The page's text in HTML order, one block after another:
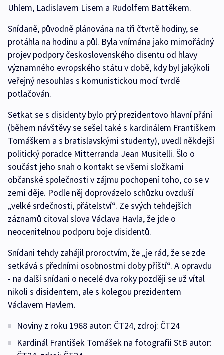
Uhlem, Ladislavem Lisem a Rudolfem Battěkem.
Snídaně, původně plánována na tři čtvrtě hodiny, se
protáhla na hodinu a půl. Byla vnímána jako mimořádný
projev podpory československého disentu od hlavy
významného evropského státu v době, kdy byl jakýkoli
veřejný nesouhlas s komunistickou mocí tvrdě
potlačován.
Setkat se s disidenty bylo prý prezidentovo hlavní přání
(během návštěvy se sešel také s kardinálem Františkem
Tomáškem a s bratislavskými studenty), uvedl někdejší
politický poradce Mitterranda Jean Musitelli. Šlo o
součást jeho snah o kontakt se všemi složkami
občanské společnosti v zájmu pochopení toho, co se v
zemi děje. Podle něj doprovázelo schůzku ovzduší
„velké srdečnosti, přátelství“. Ze svých tehdejších
záznamů citoval slova Václava Havla, že jde o
neocenitelnou podporu boje disidentů.
Snídani tehdy zahájil proroctvím, že „je rád, že se zde
setkává s předními osobnostmi doby příští“. A opravdu
- na další snídani o necelé dva roky později se už vítal
nikoli s disidentem, ale s kolegou prezidentem
Václavem Havlem.
Noviny z roku 1968 autor: ČT24, zdroj: ČT24
Kardinál František Tomášek na fotografii StB autor: